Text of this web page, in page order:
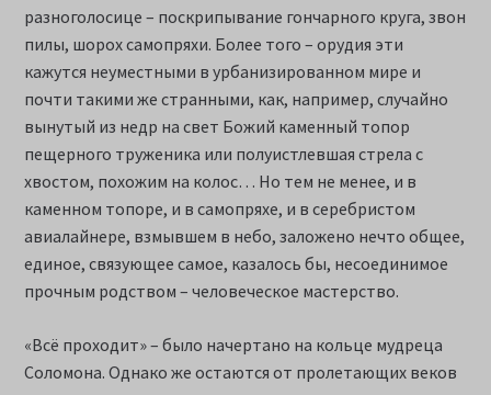
разноголосице – поскрипывание гончарного круга, звон
пилы, шорох самопряхи. Более того – орудия эти
кажутся неуместными в урбанизированном мире и
почти такими же странными, как, например, случайно
вынутый из недр на свет Божий каменный топор
пещерного труженика или полуистлевшая стрела с
хвостом, похожим на колос… Но тем не менее, и в
каменном топоре, и в самопряхе, и в серебристом
авиалайнере, взмывшем в небо, заложено нечто общее,
единое, связующее самое, казалось бы, несоединимое
прочным родством – человеческое мастерство.
«Всё проходит» – было начертано на кольце мудреца
Соломона. Однако же остаются от пролетающих веков